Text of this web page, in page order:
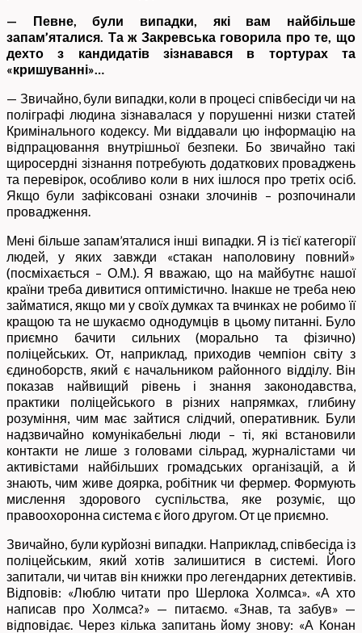
— Певне, були випадки, які вам найбільше
запам’яталися. Та ж Закревська говорила про те, що
дехто з кандидатів зізнавався в тортурах та
«кришуванні»…
— Звичайно, були випадки, коли в процесі співбесіди чи на
поліграфі людина зізнавалася у порушенні низки статей
Кримінального кодексу. Ми віддавали цю інформацію на
відпрацювання внутрішньої безпеки. Бо звичайно такі
щиросердні зізнання потребують додаткових проваджень
та перевірок, особливо коли в них ішлося про третіх осіб.
Якщо були зафіксовані ознаки злочинів – розпочинали
провадження.
Мені більше запам’яталися інші випадки. Я із тієї категорії
людей, у яких завжди «стакан наполовину повний»
(посміхається – О.М.). Я вважаю, що на майбутнє нашої
країни треба дивитися оптимістично. Інакше не треба нею
займатися, якщо ми у своїх думках та вчинках не робимо її
кращою та не шукаємо однодумців в цьому питанні. Було
приємно бачити сильних (морально та фізично)
поліцейських. От, наприклад, приходив чемпіон світу з
єдиноборств, який є начальником районного відділу. Він
показав найвищий рівень і знання законодавства,
практики поліцейського в різних напрямках, глибину
розуміння, чим має зайтися слідчий, оперативник. Були
надзвичайно комунікабельні люди – ті, які встановили
контакти не лише з головами сільрад, журналістами чи
активістами найбільших громадських організацій, а й
знають, чим живе доярка, робітник чи фермер. Формують
мислення здорового суспільства, яке розуміє, що
правоохоронна система є його другом. От це приємно.
Звичайно, були курйозні випадки. Наприклад, співбесіда із
поліцейським, який хотів залишитися в системі. Його
запитали, чи читав він книжки про легендарних детективів.
Відповів: «Люблю читати про Шерлока Холмса». «А хто
написав про Холмса?» — питаємо. «Знав, та забув» —
відповідає. Через кілька запитань йому знову: «А Конан